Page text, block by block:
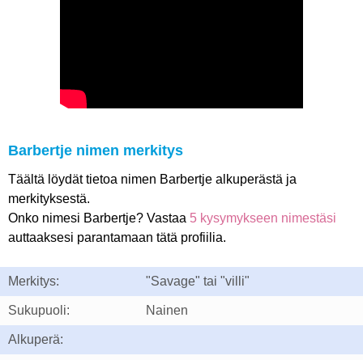
Barbertje nimen merkitys
Täältä löydät tietoa nimen Barbertje alkuperästä ja
merkityksestä.
Onko nimesi Barbertje? Vastaa 5 kysymykseen nimestäsi
auttaaksesi parantamaan tätä profiilia.
Merkitys: "Savage" tai "villi"
Sukupuoli: Nainen
Alkuperä: